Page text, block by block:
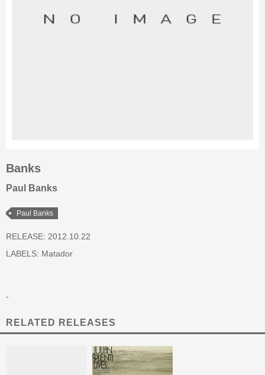
Banks
Paul Banks
Paul Banks
RELEASE: 2012.10.22
LABELS: Matador
-
RELATED RELEASES